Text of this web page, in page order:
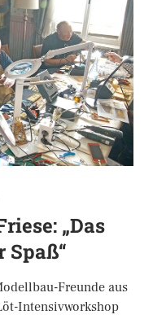
„Das
Freunde aus
Intensivworkshop